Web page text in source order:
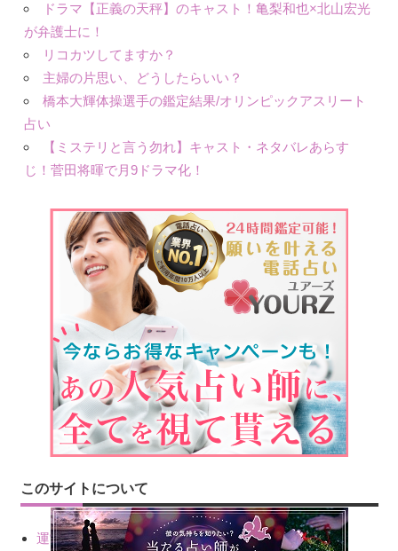
ドラマ【正義の天秤】のキャスト！亀梨和也×北山宏光
が弁護士に！
リコカツしてますか？
主婦の片思い、どうしたらいい？
橋本大輝体操選手の鑑定結果/オリンピックアスリート
占い
【ミステリと言う勿れ】キャスト・ネタバレあらす
じ！菅田将暉で月9ドラマ化！
このサイトについて
運営会社情報